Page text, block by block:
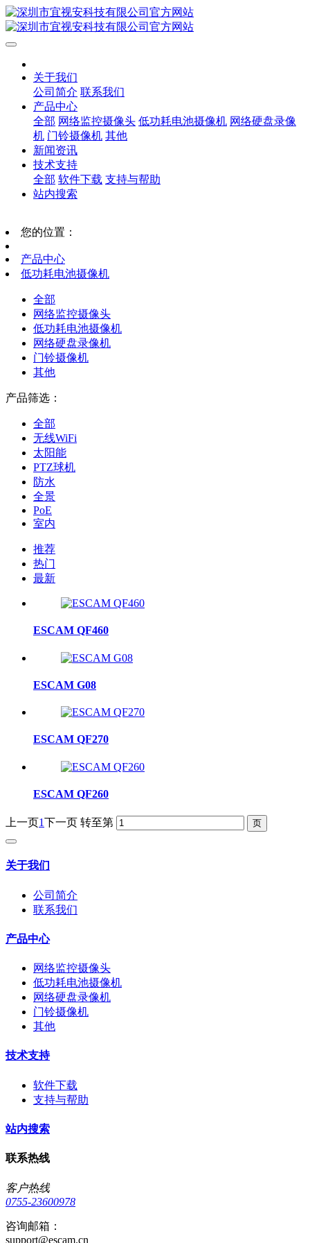
关于我们
公司简介 联系我们
产品中心
全部 网络监控摄像头 低功耗电池摄像机 网络硬盘录像
机 门铃摄像机 其他
新闻资讯
技术支持
全部 软件下载 支持与帮助
站内搜索
您的位置：
产品中心
低功耗电池摄像机
全部
网络监控摄像头
低功耗电池摄像机
网络硬盘录像机
门铃摄像机
其他
产品筛选：
全部
无线WiFi
太阳能
PTZ球机
防水
全景
PoE
室内
推荐
热门
最新
ESCAM QF460
ESCAM G08
ESCAM QF270
ESCAM QF260
上一页1下一页 转至第
关于我们
公司简介
联系我们
产品中心
网络监控摄像头
低功耗电池摄像机
网络硬盘录像机
门铃摄像机
其他
技术支持
软件下载
支持与帮助
站内搜索
联系热线
客户热线
0755-23600978
咨询邮箱：
support@escam.cn